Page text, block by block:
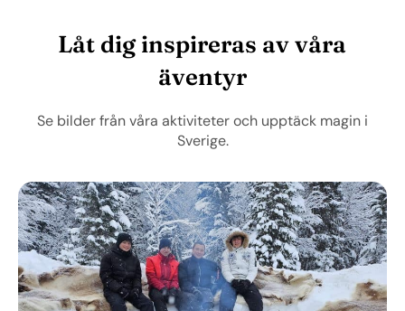
Låt dig inspireras av våra
äventyr
Se bilder från våra aktiviteter och upptäck magin i
Sverige.